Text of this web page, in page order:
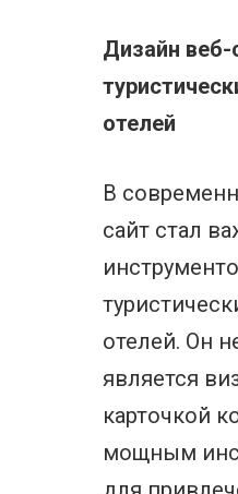
Дизайн веб-
отелей
В
сайт стал
отелей. Он
является
карточкой
мощным